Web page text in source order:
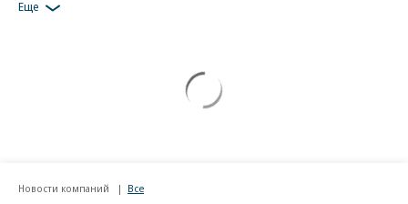
Еще
Новости компаний Все